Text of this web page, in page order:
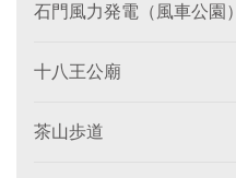
石門風力発電（風車公園）
十八王公廟
茶山歩道